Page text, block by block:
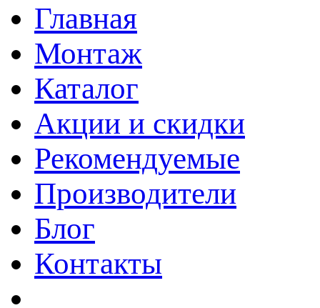
Главная
Монтаж
Каталог
Акции и скидки
Рекомендуемые
Производители
Блог
Контакты